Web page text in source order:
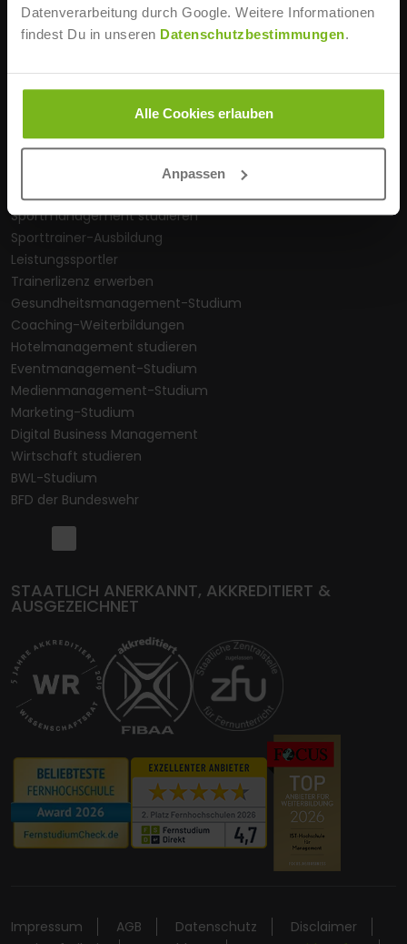
Datenverarbeitung durch Google. Weitere Informationen
findest Du in unseren Datenschutzbestimmungen.
Alle Cookies erlauben
Anpassen
+49 211 86668 0
Mo., Mi., Fr. 8:30 – 18 Uhr
info@ist-hochschule.de
Online-Studium
Berufsbegleitendes Studium
IHK-Fachwirt-Weiterbildungen
Sportmanagement studieren
Sporttrainer-Ausbildung
Leistungssportler
Trainerlizenz erwerben
Gesundheitsmanagement-Studium
Coaching-Weiterbildungen
Hotelmanagement studieren
Eventmanagement-Studium
Medienmanagement-Studium
Marketing-Studium
Digital Business Management
Wirtschaft studieren
BWL-Studium
BFD der Bundeswehr
STAATLICH ANERKANNT, AKKREDITIERT &
AUSGEZEICHNET
Impressum AGB Datenschutz
Disclaimer